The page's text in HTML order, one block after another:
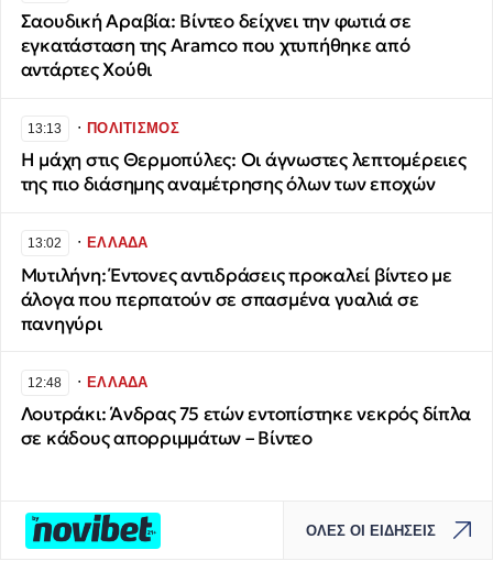
Σαουδική Αραβία: Βίντεο δείχνει την φωτιά σε
εγκατάσταση της Aramco που χτυπήθηκε από
αντάρτες Χούθι
13:13 ∙ΠΟΛΙΤΙΣΜΟΣ
Η μάχη στις Θερμοπύλες: Οι άγνωστες λεπτομέρειες
της πιο διάσημης αναμέτρησης όλων των εποχών
13:02 ∙ΕΛΛΑΔΑ
Μυτιλήνη: Έντονες αντιδράσεις προκαλεί βίντεο με
άλογα που περπατούν σε σπασμένα γυαλιά σε
πανηγύρι
12:48 ∙ΕΛΛΑΔΑ
Λουτράκι: Άνδρας 75 ετών εντοπίστηκε νεκρός δίπλα
σε κάδους απορριμμάτων – Βίντεο
ΟΛΕΣ ΟΙ ΕΙΔΗΣΕΙΣ